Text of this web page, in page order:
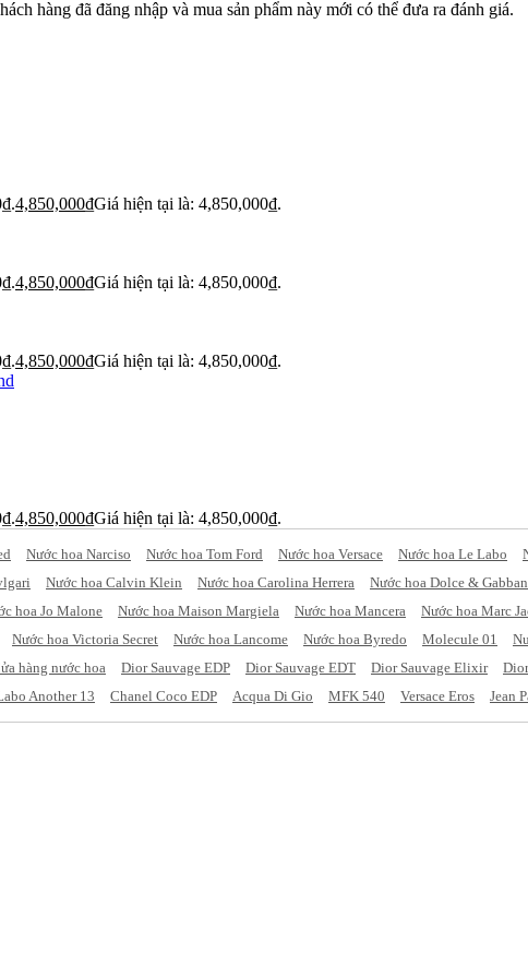
hàng đã đăng nhập và mua sản phẩm này mới có thể đưa ra đánh giá.
4,850,000₫Giá hiện tại là: 4,850,000₫.
4,850,000₫Giá hiện tại là: 4,850,000₫.
4,850,000₫Giá hiện tại là: 4,850,000₫.
4,850,000₫Giá hiện tại là: 4,850,000₫.
Nước hoa Narciso Nước hoa Tom Ford Nước hoa Versace Nước hoa Le Labo
Nước hoa Calvin Klein Nước hoa Carolina Herrera Nước hoa Dolce &
hoa Jo Malone Nước hoa Maison Margiela Nước hoa Mancera Nước hoa Marc
Nước hoa Victoria Secret Nước hoa Lancome Nước hoa Byredo Molecule 01
hàng nước hoa Dior Sauvage EDP Dior Sauvage EDT Dior Sauvage Elixir
Another 13 Chanel Coco EDP Acqua Di Gio MFK 540 Versace Eros Jean